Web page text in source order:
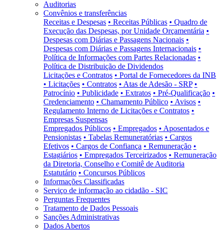
Auditorias
Convênios e transferências
Receitas e Despesas • Receitas Públicas • Quadro de
Execução das Despesas, por Unidade Orçamentária •
Despesas com Diárias e Passagens Nacionais •
Despesas com Diárias e Passagens Internacionais •
Política de Informações com Partes Relacionadas •
Política de Distribuição de Dividendos
Licitações e Contratos • Portal de Fornecedores da INB
• Licitações • Contratos • Atas de Adesão - SRP •
Patrocínio • Publicidade • Extratos • Pré-Qualificação •
Credenciamento • Chamamento Público • Avisos •
Regulamento Interno de Licitações e Contratos •
Empresas Suspensas
Empregados Públicos • Empregados • Aposentados e
Pensionistas • Tabelas Remuneratórias • Cargos
Efetivos • Cargos de Confiança • Remuneração •
Estagiários • Empregados Terceirizados • Remuneração
da Diretoria, Conselho e Comitê de Auditoria
Estatutário • Concursos Públicos
Informações Classificadas
Serviço de informação ao cidadão - SIC
Perguntas Frequentes
Tratamento de Dados Pessoais
Sanções Administrativas
Dados Abertos